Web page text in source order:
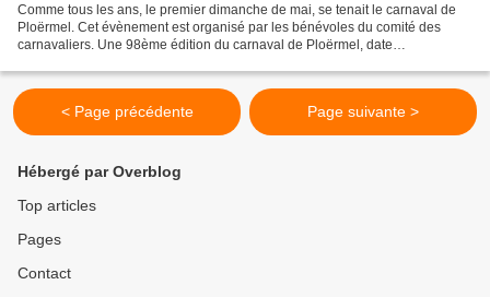
Comme tous les ans, le premier dimanche de mai, se tenait le carnaval de
Ploërmel. Cet évènement est organisé par les bénévoles du comité des
carnavaliers. Une 98ème édition du carnaval de Ploërmel, date
< Page précédente Page suivante >
Hébergé par Overblog
Top articles
Pages
Contact